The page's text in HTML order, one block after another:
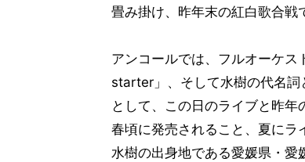
畳み掛け、昨年末の紅白歌合戦
アンコールでは、フルオーケ
starter」、そして水樹の代名詞
として、この日のライブと昨
春頃に発売されること、夏にラ
水樹の出身地である愛媛県・愛